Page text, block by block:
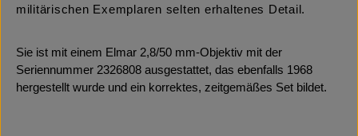
militärischen Exemplaren selten erhaltenes Detail.
Sie ist mit einem Elmar 2,8/50 mm-Objektiv mit der
Seriennummer 2326808 ausgestattet, das ebenfalls 1968
hergestellt wurde und ein korrektes, zeitgemäßes Set bildet.